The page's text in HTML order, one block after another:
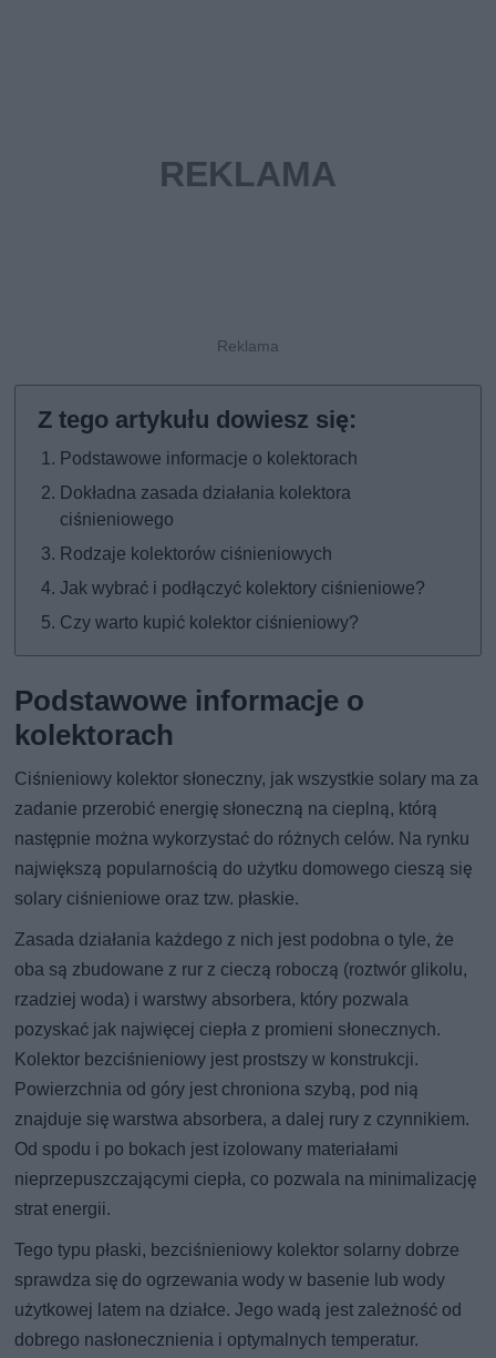
Podstawowe informacje o kolektorach
Dokładna zasada działania kolektora
ciśnieniowego
Rodzaje kolektorów ciśnieniowych
Jak wybrać i podłączyć kolektory ciśnieniowe?
Czy warto kupić kolektor ciśnieniowy?
Podstawowe informacje o
kolektorach
Ciśnieniowy kolektor słoneczny, jak wszystkie solary ma za
zadanie przerobić energię słoneczną na cieplną, którą
następnie można wykorzystać do różnych celów. Na rynku
największą popularnością do użytku domowego cieszą się
solary ciśnieniowe oraz tzw. płaskie.
Zasada działania każdego z nich jest podobna o tyle, że
oba są zbudowane z rur z cieczą roboczą (roztwór glikolu,
rzadziej woda) i warstwy absorbera, który pozwala
pozyskać jak najwięcej ciepła z promieni słonecznych.
Kolektor bezciśnieniowy jest prostszy w konstrukcji.
Powierzchnia od góry jest chroniona szybą, pod nią
znajduje się warstwa absorbera, a dalej rury z czynnikiem.
Od spodu i po bokach jest izolowany materiałami
nieprzepuszczającymi ciepła, co pozwala na minimalizację
strat energii.
Tego typu płaski, bezciśnieniowy kolektor solarny dobrze
sprawdza się do ogrzewania wody w basenie lub wody
użytkowej latem na działce. Jego wadą jest zależność od
dobrego nasłonecznienia i optymalnych temperatur.